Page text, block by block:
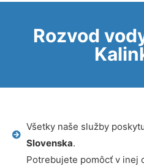
Rozvod
Všetky naše služby
Slovenska.
Potrebujete pomôcť v inej